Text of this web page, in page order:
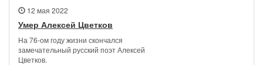
12 мая 2022
Умер Алексей Цветков
На 76-ом году жизни скончался
замечательный русский поэт Алексей
Цветков.